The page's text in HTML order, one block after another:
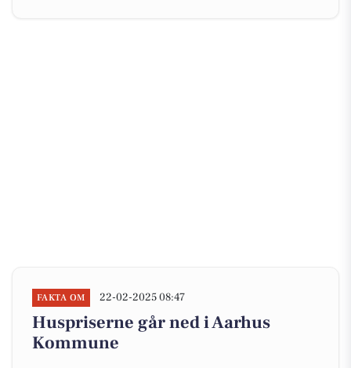
FAKTA OM 22-02-2025 08:47
Huspriserne går ned i Aarhus
Kommune